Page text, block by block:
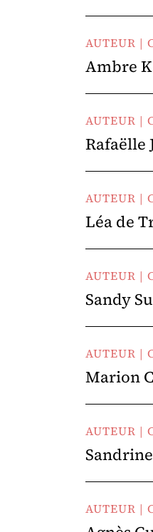
AUTEUR |
Ambre
AUTEUR |
Rafaëlle
AUTEUR |
Léa de
AUTEUR |
Sandy
AUTEUR |
Marion
AUTEUR |
AUTEUR |